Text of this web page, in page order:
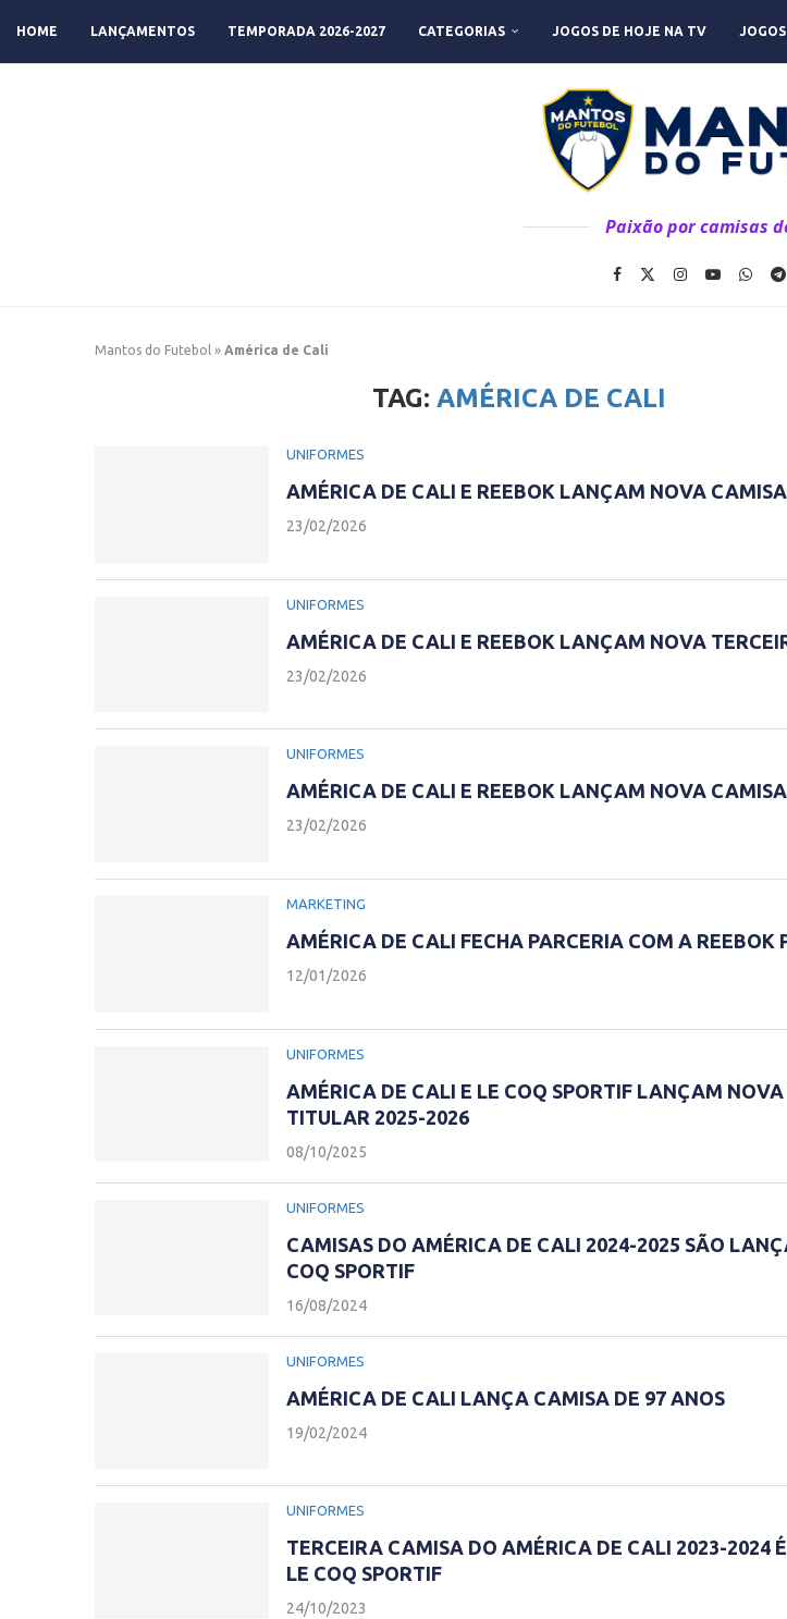
HOME LANÇAMENTOS TEMPORADA 2026-2027 CATEGORIAS JOGOS DE HOJE NA TV
Paixão por camisas
Mantos do Futebol » América de Cali
TAG: AMÉRICA DE CALI
UNIFORMES
AMÉRICA DE CALI E REEBOK LANÇAM NOVA
23/02/2026
UNIFORMES
AMÉRICA DE CALI E REEBOK LANÇAM NOVA
23/02/2026
UNIFORMES
AMÉRICA DE CALI E REEBOK LANÇAM NOVA
23/02/2026
MARKETING
AMÉRICA DE CALI FECHA PARCERIA COM A REEBOK
12/01/2026
UNIFORMES
AMÉRICA DE CALI E LE COQ SPORTIF LANÇAM
TITULAR 2025-2026
08/10/2025
UNIFORMES
CAMISAS DO AMÉRICA DE CALI 2024-2025 SÃO
COQ SPORTIF
16/08/2024
UNIFORMES
AMÉRICA DE CALI LANÇA CAMISA DE 97 ANOS
19/02/2024
UNIFORMES
TERCEIRA CAMISA DO AMÉRICA DE CALI 2023-2024
LE COQ SPORTIF
24/10/2023